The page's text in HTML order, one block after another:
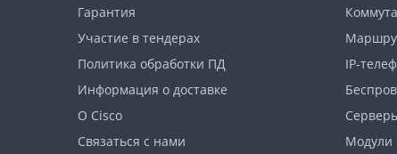
Гарантия
Участие в тендерах
Политика обработки ПД
Информация о доставке
О Cisco
Связаться с нами
IP-
Модули